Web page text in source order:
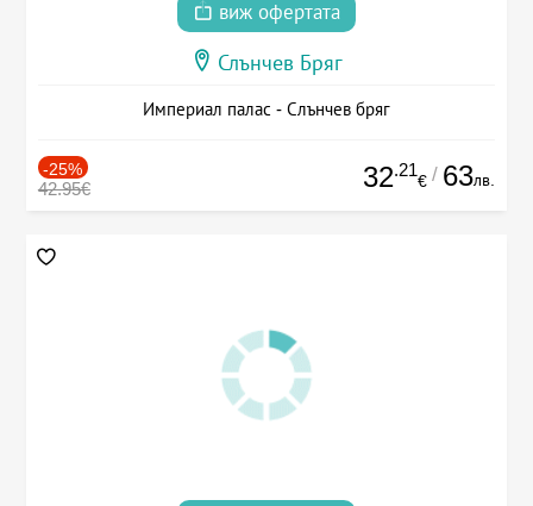
виж офертата
Слънчев Бряг
Империал палас - Слънчев бряг
-25%
42.95€ 32.21
€ / 63лв.